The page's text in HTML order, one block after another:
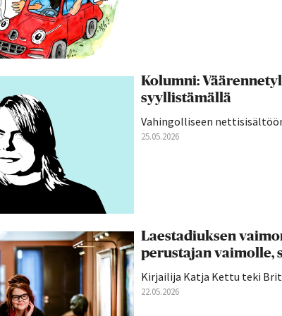
Kolumni:
syyllistämällä
Vahingolliseen
25.05.2026
Laestadiuksen
perustajan vaimolle,
Kirjailija Katja Kettu teki
22.05.2026